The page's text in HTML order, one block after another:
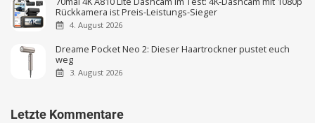
Rückkamera ist Preis-Leistungs-Sieger
4. August 2026
Dreame Pocket Neo 2: Dieser Haartrockner pustet euch
weg
3. August 2026
Letzte Kommentare